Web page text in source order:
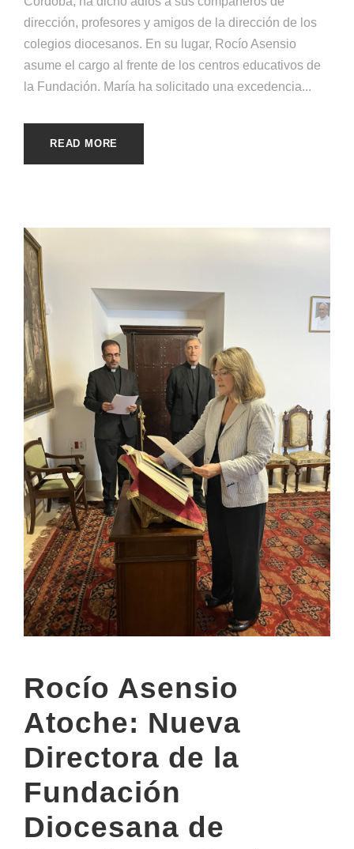
dirección, profesores y amigos de la dirección de los
colegios diocesanos. En su lugar, Rocío Asensio
asume el cargo al frente de los centros educativos de
la Fundación. María ha solicitado una excedencia...
READ MORE
Rocío Asensio
Atoche: Nueva
Directora de la
Fundación
Diocesana de